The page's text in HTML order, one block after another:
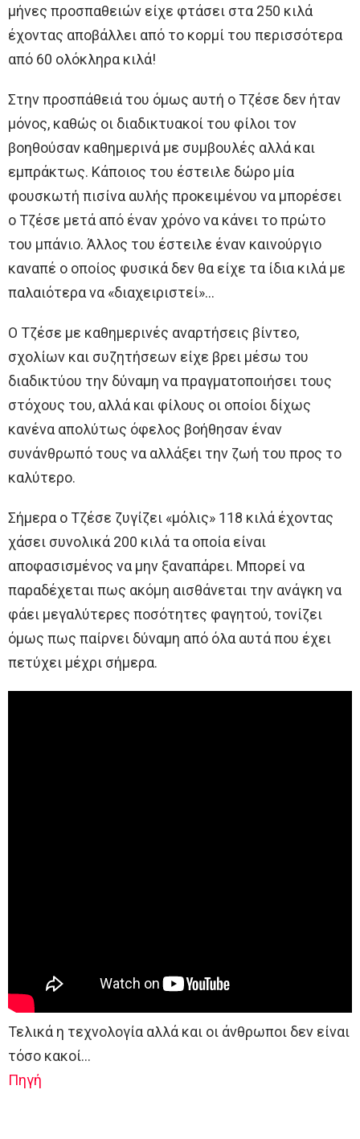
μήνες προσπαθειών είχε φτάσει στα 250 κιλά
έχοντας αποβάλλει από το κορμί του περισσότερα
από 60 ολόκληρα κιλά!
Στην προσπάθειά του όμως αυτή ο Τζέσε δεν ήταν
μόνος, καθώς οι διαδικτυακοί του φίλοι τον
βοηθούσαν καθημερινά με συμβουλές αλλά και
εμπράκτως. Κάποιος του έστειλε δώρο μία
φουσκωτή πισίνα αυλής προκειμένου να μπορέσει
ο Τζέσε μετά από έναν χρόνο να κάνει το πρώτο
του μπάνιο. Άλλος του έστειλε έναν καινούργιο
καναπέ ο οποίος φυσικά δεν θα είχε τα ίδια κιλά με
παλαιότερα να «διαχειριστεί»…
Ο Τζέσε με καθημερινές αναρτήσεις βίντεο,
σχολίων και συζητήσεων είχε βρει μέσω του
διαδικτύου την δύναμη να πραγματοποιήσει τους
στόχους του, αλλά και φίλους οι οποίοι δίχως
κανένα απολύτως όφελος βοήθησαν έναν
συνάνθρωπό τους να αλλάξει την ζωή του προς το
καλύτερο.
Σήμερα ο Τζέσε ζυγίζει «μόλις» 118 κιλά έχοντας
χάσει συνολικά 200 κιλά τα οποία είναι
αποφασισμένος να μην ξαναπάρει. Μπορεί να
παραδέχεται πως ακόμη αισθάνεται την ανάγκη να
φάει μεγαλύτερες ποσότητες φαγητού, τονίζει
όμως πως παίρνει δύναμη από όλα αυτά που έχει
πετύχει μέχρι σήμερα.
Τελικά η τεχνολογία αλλά και οι άνθρωποι δεν είναι
τόσο κακοί…
Πηγή